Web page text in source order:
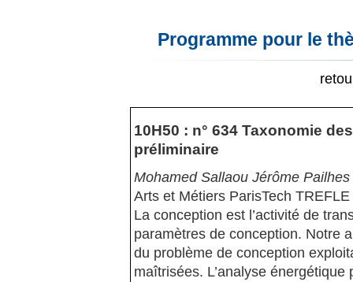
Programme pour le
10H50 : n° 634 Taxonomie
préliminaire
Mohamed Sallaou Jérôme
Arts et Métiers ParisTech TREFLE
La conception est l’activité de
paramètres de conception. Notre
du problème de conception
maîtrisées. L’analyse